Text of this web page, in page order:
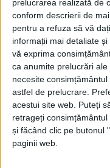
prelucrarea realizată de
conform descrierii de
pentru a refuza să vă
informații mai detaliate
vă exprima
ca anumite prelucrări
necesite
astfel de prelucrare.
acestui site web. Puteți
retrageți
și făcând clic pe butonul
paginii web.
Polul încărcării